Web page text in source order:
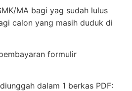
MA bagi yag sudah lulus
calon yang masih duduk di
formulir
dalam 1 berkas PDF: